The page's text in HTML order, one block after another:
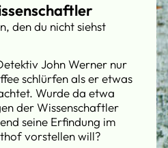
den du nicht siehst
John Werner nur
schlürfen als er etwas
Wurde da etwa
der Wissenschaftler
seine Erfindung im
vorstellen will?